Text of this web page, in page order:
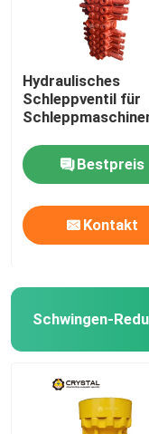
Hydraulisches
Schleppventil für
Bestpreis
Kontakt
Schwingen-